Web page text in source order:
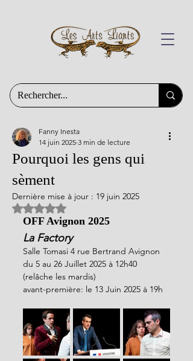
Pourquoi les gens qui
sèment
Fanny Inesta
14 juin 2025 3 min de lecture
Dernière mise à jour : 19 juin 2025
Noté NaN étoiles sur 5.
OFF Avignon 2025
La Factory
Salle Tomasi 4 rue Bertrand Avignon
du 5 au 26 Juillet 2025 à 12h40
(relâche les mardis)
avant-première: le 13 Juin 2025 à 19h